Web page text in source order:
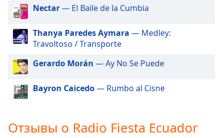
Beginning
dialog
window.
cancel
and
close
Nectar— El Baile de la Cumbia
Thanya Paredes Aymara — Medley:
Travoltoso / Transporte
Gerardo Morán — Ay No Se Puede
Bayron Caicedo— Rumbo al Cisne
Отзывы о Radio Fiesta Ecuador